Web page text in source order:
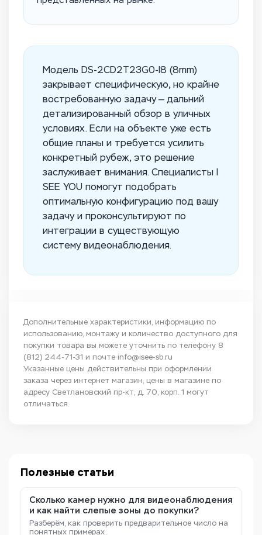
Модель DS-2CD2T23G0-I8 (8mm)
закрывает специфическую, но крайне
востребованную задачу — дальний
детализированный обзор в уличных
условиях. Если на объекте уже есть
общие планы и требуется усилить
конкретный рубеж, это решение
заслуживает внимания. Специалисты I
SEE YOU помогут подобрать
оптимальную конфигурацию под вашу
задачу и проконсультируют по
интеграции в существующую
систему видеонаблюдения.
Дополнительные характеристики, информацию по
использованию, монтажу и количество доступного для
покупки товара вы можете уточнить по телефону 8
(812) 244-71-31 и почте info@isee-sb.ru
Указанные цены действительны при оформлении
заказа через интернет магазин, цены в магазине по
адресу Светлановский пр-кт, д. 70, корп. 1 могут
отличаться.
Полезные статьи
Сколько камер нужно для видеонаблюдения
и как найти слепые зоны до покупки?
Разберём, как проверить предварительное число на
понятных примерах.